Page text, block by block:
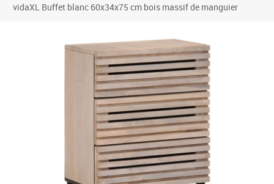
vidaXL Buffet blanc 60x34x75 cm bois massif de manguier